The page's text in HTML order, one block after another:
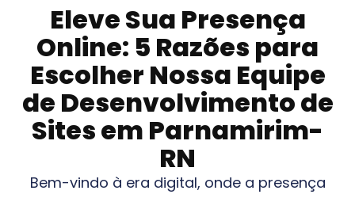
Eleve Sua Presença
Online: 5 Razões para
Escolher Nossa Equipe
de Desenvolvimento de
Sites em Parnamirim-
RN
Bem-vindo à era digital, onde a presença